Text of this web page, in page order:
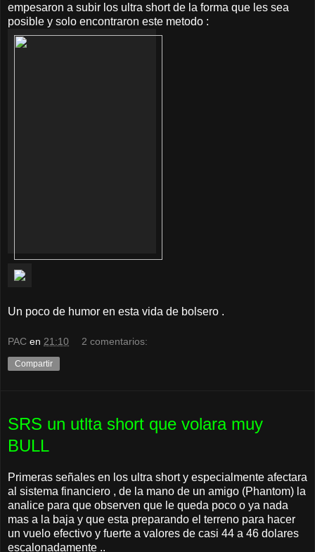
empesaron a subir los ultra short de la forma que les sea
posible y solo encontraron este metodo :
Un poco de humor en esta vida de bolsero .
PAC en 21:10 2 comentarios:
Compartir
SRS un utlta short que volara muy
BULL
Primeras señales en los ultra short y especialmente afectara
al sistema financiero , de la mano de un amigo (Phantom) la
analice para que observen que le queda poco o ya nada
mas a la baja y que esta preparando el terreno para hacer
un vuelo efectivo y fuerte a valores de casi 44 a 46 dolares
escalonadamente ..